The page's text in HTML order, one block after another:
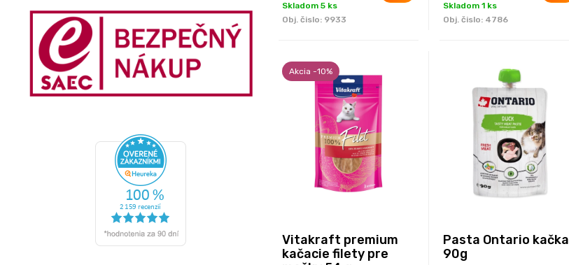
Skladom 5 ks
Obj. čislo: 9933
Skladom 1 ks
Obj. čislo: 4786
Akcia -10%
Vitakraft premium
kačacie filety pre
Pasta Ontario kačka
90g